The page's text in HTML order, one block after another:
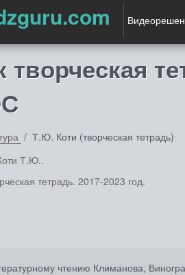
Т.Ю. Коти (творческая тетрадь)
Т.Ю..
тетрадь. 2017-2023 год.
чтению Климанова,